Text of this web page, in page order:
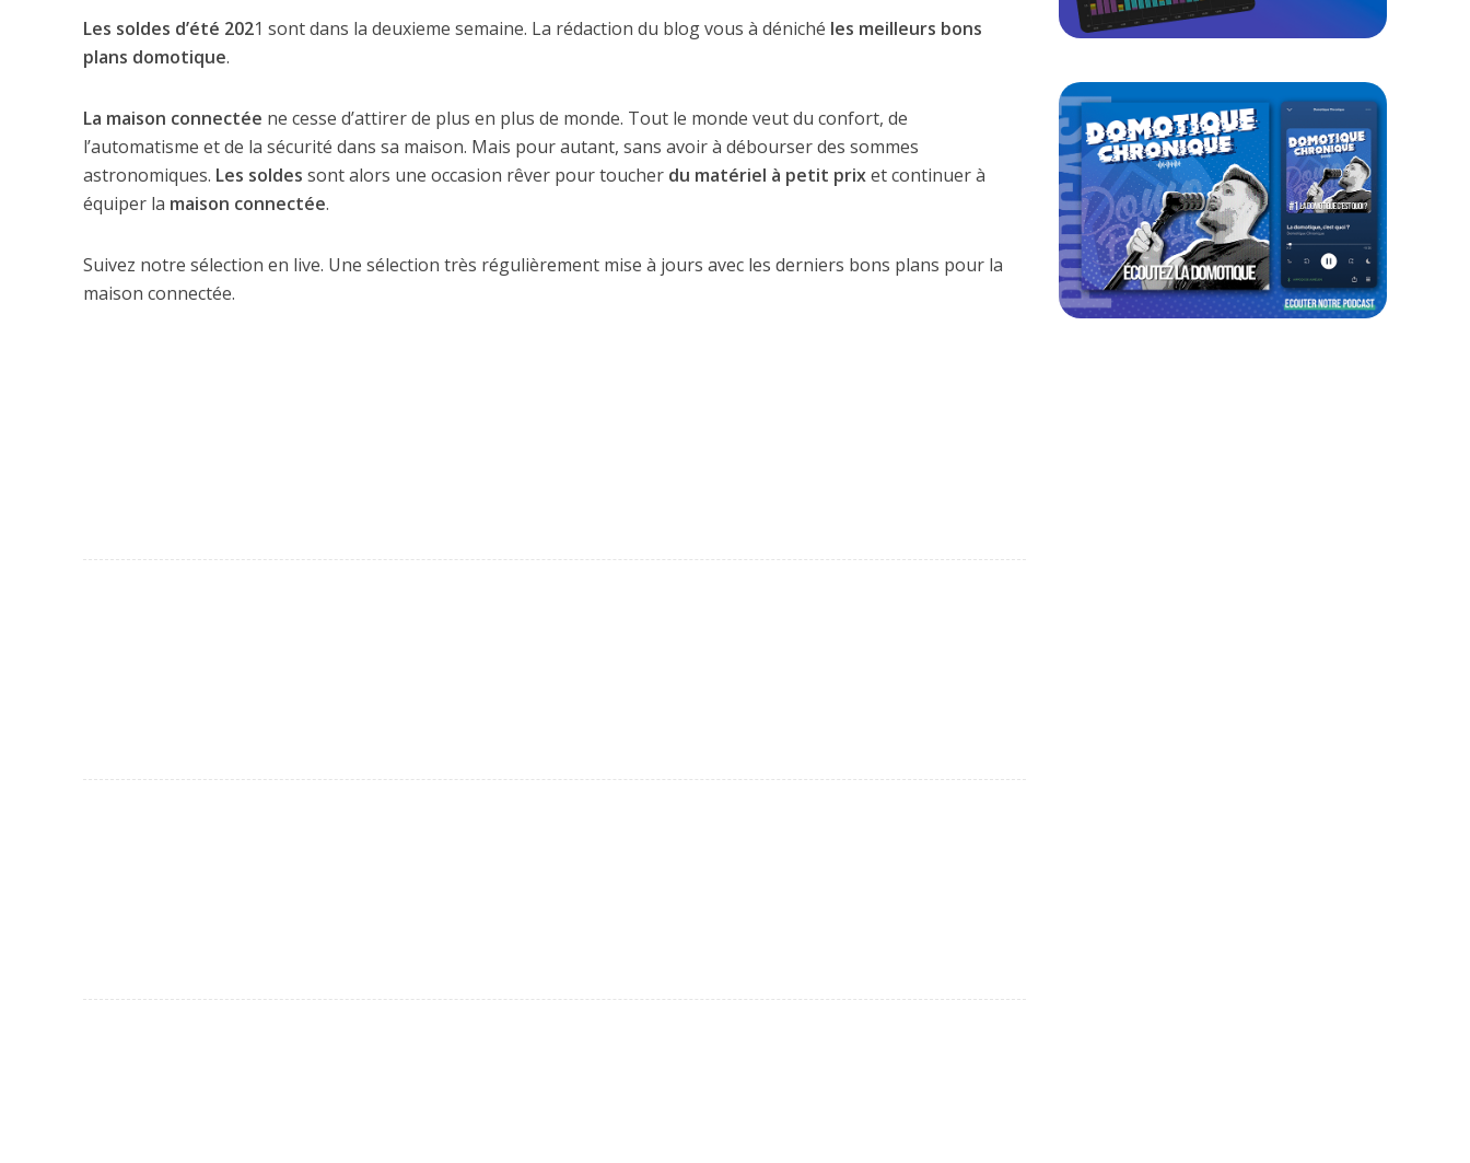
Les soldes d’été 2021 sont dans la deuxieme semaine. La rédaction du blog vous à déniché les meilleurs bons
plans domotique.
La maison connectée ne cesse d’attirer de plus en plus de monde. Tout le monde veut du confort, de
l’automatisme et de la sécurité dans sa maison. Mais pour autant, sans avoir à débourser des sommes
astronomiques. Les soldes sont alors une occasion rêver pour toucher du matériel à petit prixet continuer à
équiper la maison connectée.
Suivez notre sélection en live. Une sélection très régulièrement mise à jours avec les derniers bons plans pour la
maison connectée.